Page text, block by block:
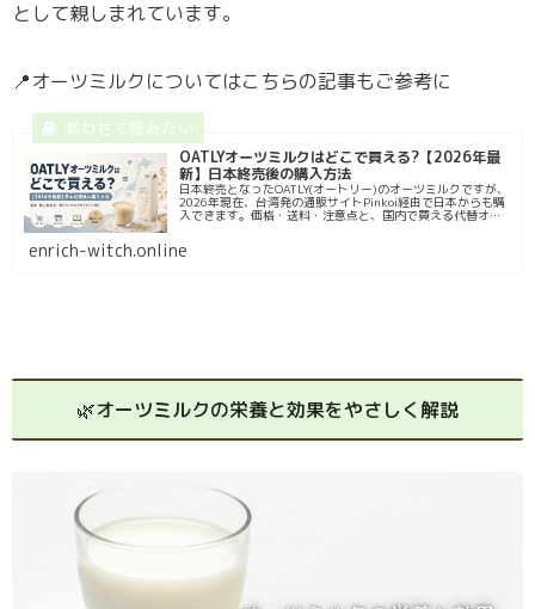
として親しまれています。
📍オーツミルクについてはこちらの記事もご参考に
OATLYオーツミルクはどこで買える?【2026年最
新】日本終売後の購入方法
日本終売となったOATLY(オートリー)のオーツミルクですが、
2026年現在、台湾発の通販サイトPinkoi経由で日本からも購
入できます。価格・送料・注意点と、国内で買える代替オー
enrich-witch.online
🌿オーツミルクの栄養と効果をやさしく解説